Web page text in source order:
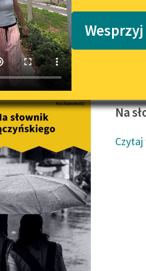
Kochanowski
Na
Czytaj